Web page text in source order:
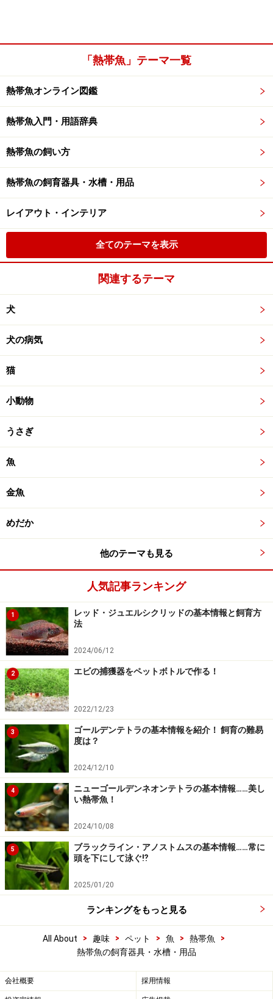
「熱帯魚」テーマ一覧
熱帯魚オンライン図鑑
熱帯魚入門・用語辞典
熱帯魚の飼い方
熱帯魚の飼育器具・水槽・用品
レイアウト・インテリア
全てのテーマを表示
関連するテーマ
犬
犬の病気
猫
小動物
うさぎ
魚
金魚
めだか
他のテーマも見る
人気記事ランキング
1
レッド・ジュエルシクリッドの基本情報と飼育方
法
2024/06/12
2 エビの捕獲器をペットボトルで作る！
2022/12/23
3
ゴールデンテトラの基本情報を紹介！ 飼育の難易
度は？
2024/12/10
4
ニューゴールデンネオンテトラの基本情報……美し
い熱帯魚！
2024/10/08
5
ブラックライン・アノストムスの基本情報……常に
頭を下にして泳ぐ⁉
2025/01/20
ランキングをもっと見る
All About > 趣味 > ペット > 魚 > 熱帯魚
>
熱帯魚の飼育器具・水槽・用品
会社概要 採用情報